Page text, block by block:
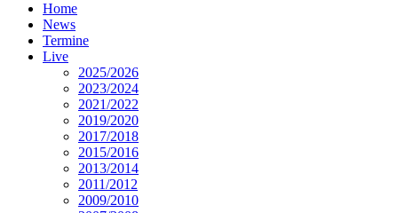
Home
News
Termine
Live
2025/2026
2023/2024
2021/2022
2019/2020
2017/2018
2015/2016
2013/2014
2011/2012
2009/2010